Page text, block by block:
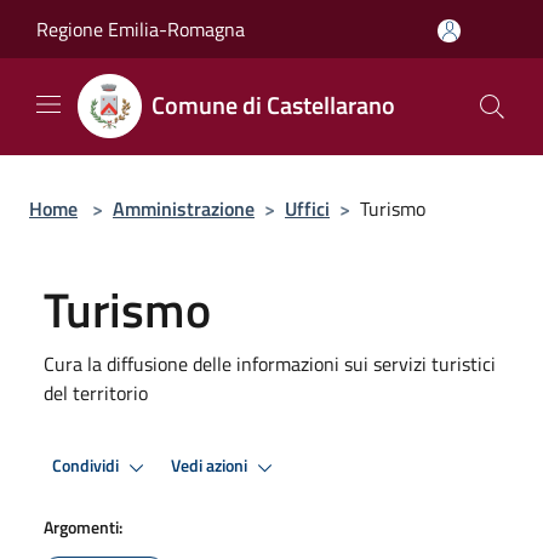
Regione Emilia-Romagna
Comune di Castellarano
Home > Amministrazione > Uffici > Turismo
Turismo
Cura la diffusione delle informazioni sui servizi turistici
del territorio
Condividi Vedi azioni
Argomenti: